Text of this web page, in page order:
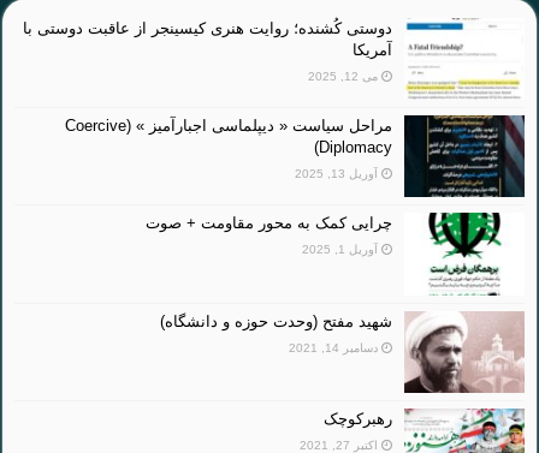
دوستی کُشنده؛ روایت هنری کیسینجر از عاقبت دوستی با
آمریکا
می 12, 2025
مراحل سیاست « دیپلماسی اجبارآمیز » (Coercive
Diplomacy)
آوریل 13, 2025
چرایی کمک به محور مقاومت + صوت
آوریل 1, 2025
شهید مفتح (وحدت حوزه و دانشگاه)
دسامبر 14, 2021
رهبرکوچک
اکتبر 27, 2021